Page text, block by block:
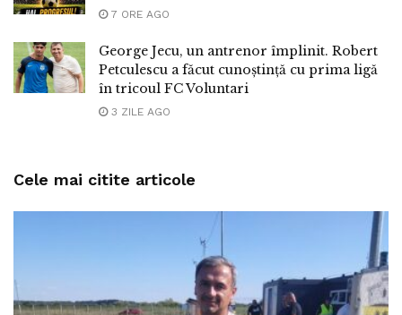
7 ORE AGO
George Jecu, un antrenor împlinit. Robert
Petculescu a făcut cunoștință cu prima ligă
în tricoul FC Voluntari
3 ZILE AGO
Cele mai citite articole